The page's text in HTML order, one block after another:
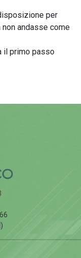
per
andasse come
il primo passo